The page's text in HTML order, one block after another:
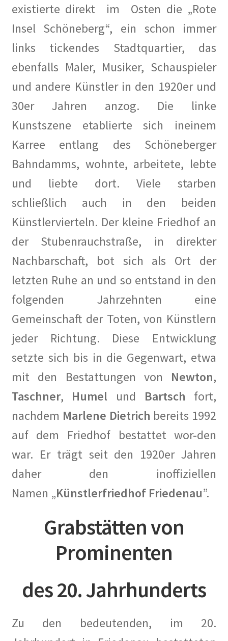
Zeitung
Das Quartier der Lebenskünstler in Wilmersdorf in
Berliner Morgenpost
Demo für mehr Mieterschutz zieht durch Wilmersdorf
in Berliner Morgenpost
Der Kiez der Kreativen in Berliner Woche
Der Verein der Künstlerkolonie in KiezEdition 01-02
2019
Die Hungerburg in Die Zeit
Die Rote Tintenburg – Lebendige Vergangenheit in Paul
Klinger Report
Die rote Zelle vom Laubenheimer Platz in Der
Tagesspiegel
Engagiert gegen das Vergessen und für die Zukunft der
Künstlerkolonie in Gazette Wilmersdorf März 2019
Ernst und Günther Paulus: Stein oder nicht Stein in Der
Tagesspiegel
Faire Mieten in Berlin – #Bezirkstag von Lisa Paus und
Katrin Schmidberger, Die Grünen
Kauft Berlin die Künstlerkolonie Wilmersdorf zurück? in
Der Tagesspiegel
Kuensterkolonie in Berliner Abendschau
Kuenstlerkolonie Berlin Wilmersdorf: Vonovia
investiert in historischen Standort auf Vonovia.de
Vom Leben im „Roten Block“ der Künstlerkolonie in ND
Vom Widerstand in Wilmersdorf in taz
existierte direkt im Osten die „Rote
Insel Schöneberg“, ein schon immer
links tickendes Stadtquartier, das
ebenfalls Maler, Musiker, Schauspieler
und andere Künstler in den 1920er und
30er Jahren anzog. Die linke
Kunstszene etablierte sich ineinem
Karree entlang des Schöneberger
Bahndamms, wohnte, arbeitete, lebte
und liebte dort. Viele starben
schließlich auch in den beiden
Künstlervierteln. Der kleine Friedhof an
der Stubenrauchstraße, in direkter
Nachbarschaft, bot sich als Ort der
letzten Ruhe an und so entstand in den
folgenden Jahrzehnten eine
Gemeinschaft der Toten, von Künstlern
jeder Richtung. Diese Entwicklung
setzte sich bis in die Gegenwart, etwa
mit den Bestattungen von Newton,
Taschner, Humel und Bartsch fort,
nachdem Marlene Dietrich bereits 1992
auf dem Friedhof bestattet wor-den
war. Er trägt seit den 1920er Jahren
daher den inoffiziellen
Namen „Künstlerfriedhof Friedenau”.
Grabstätten von
Prominenten
des 20. Jahrhunderts
Zu den bedeutenden, im 20.